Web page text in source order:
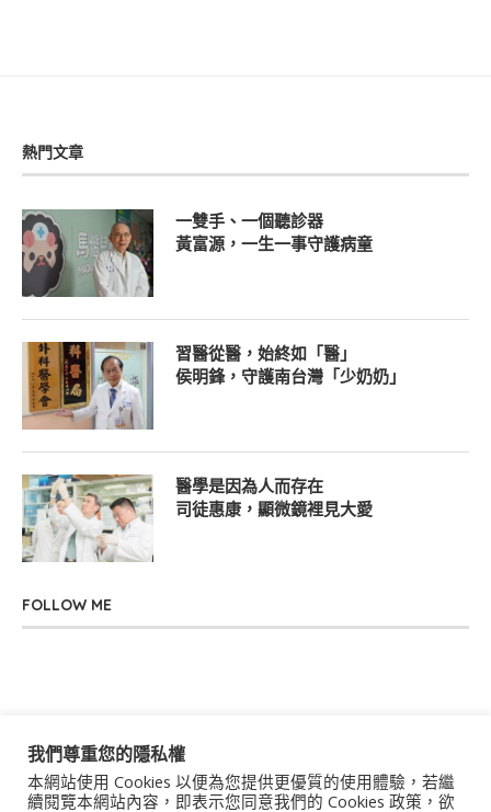
熱門文章
一雙手、一個聽診器
黃富源，一生一事守護病童
習醫從醫，始終如「醫」
侯明鋒，守護南台灣「少奶奶」
醫學是因為人而存在
司徒惠康，顯微鏡裡見大愛
FOLLOW ME
關於我們 聯絡我們 服務條款 隱私權政策
我們尊重您的隱私權
本網站使用 Cookies 以便為您提供更優質的使用體驗，若繼
續閱覽本網站內容，即表示您同意我們的 Cookies 政策，欲